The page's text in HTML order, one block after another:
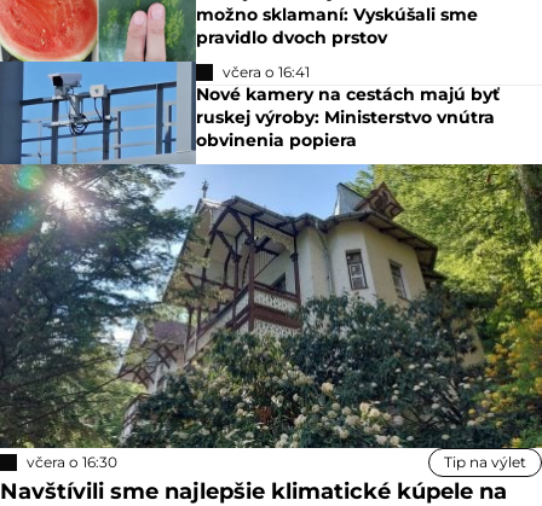
možno sklamaní: Vyskúšali sme
pravidlo dvoch prstov
včera o 16:41
Nové kamery na cestách majú byť
ruskej výroby: Ministerstvo vnútra
obvinenia popiera
včera o 16:30 Tip na výlet
Navštívili sme najlepšie klimatické kúpele na